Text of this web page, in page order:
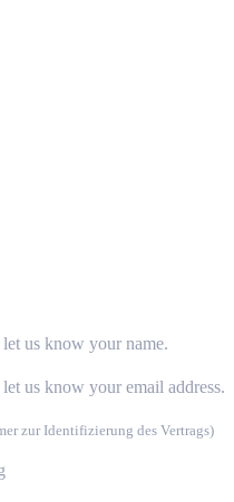
let us know your name.
let us know your email address.
zur Identifizierung des Vertrags)